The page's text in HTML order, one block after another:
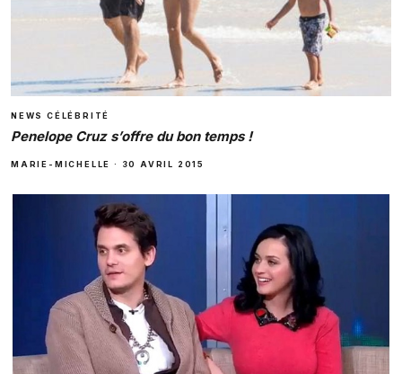
NEWS CÉLÉBRITÉ
Penelope Cruz s’offre du bon temps !
MARIE-MICHELLE · 30 AVRIL 2015